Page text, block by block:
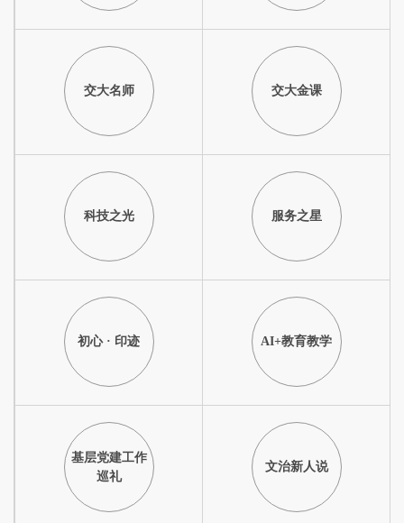
交大名师 交大金课
科技之光 服务之星
初心 · 印迹 AI+教育教学
基层党建工作
巡礼
文治新人说